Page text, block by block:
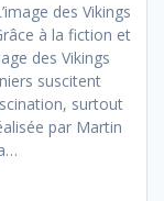
des Vikings
à la fiction et
des Vikings
suscitent
surtout
par Martin